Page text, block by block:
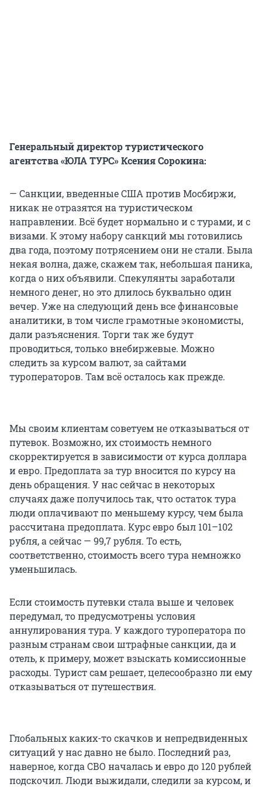
Генеральный директор туристического
агентства «ЮЛА ТУРС» Ксения Сорокина:
— Санкции, введенные США против Мосбиржи,
никак не отразятся на туристическом
направлении. Всё будет нормально и с турами, и с
визами. К этому набору санкций мы готовились
два года, поэтому потрясением они не стали. Была
некая волна, даже, скажем так, небольшая паника,
когда о них объявили. Спекулянты заработали
немного денег, но это длилось буквально один
вечер. Уже на следующий день все финансовые
аналитики, в том числе грамотные экономисты,
дали разъяснения. Торги так же будут
проводиться, только внебиржевые. Можно
следить за курсом валют, за сайтами
туроператоров. Там всё осталось как прежде.
Мы своим клиентам советуем не отказываться от
путевок. Возможно, их стоимость немного
скорректируется в зависимости от курса доллара
и евро. Предоплата за тур вносится по курсу на
день обращения. У нас сейчас в некоторых
случаях даже получилось так, что остаток тура
люди оплачивают по меньшему курсу, чем была
рассчитана предоплата. Курс евро был 101–102
рубля, а сейчас — 99,7 рубля. То есть,
соответственно, стоимость всего тура немножко
уменьшилась.
Если стоимость путевки стала выше и человек
передумал, то предусмотрены условия
аннулирования тура. У каждого туроператора по
разным странам свои штрафные санкции, да и
отель, к примеру, может взыскать комиссионные
расходы. Турист сам решает, целесообразно ли ему
отказываться от путешествия.
Глобальных каких-то скачков и непредвиденных
ситуаций у нас давно не было. Последний раз,
наверное, когда СВО началась и евро до 120 рублей
подскочил. Люди выжидали, следили за курсом, и